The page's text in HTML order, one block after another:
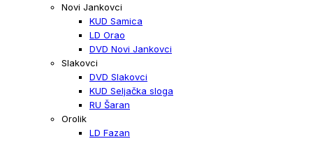
Novi Jankovci
KUD Samica
LD Orao
DVD Novi Jankovci
Slakovci
DVD Slakovci
KUD Seljačka sloga
RU Šaran
Orolik
LD Fazan